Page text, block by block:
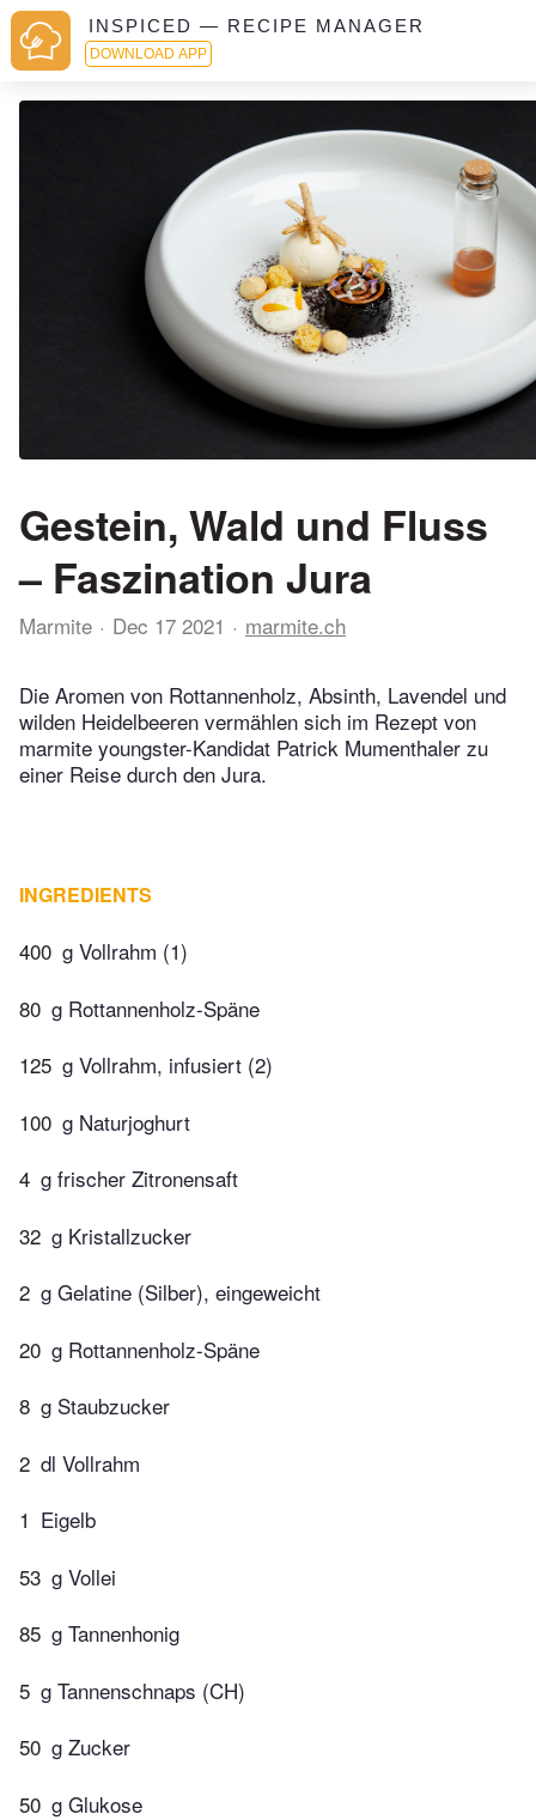
INSPICED — RECIPE MANAGER
DOWNLOAD APP
Gestein, Wald und Fluss
– Faszination Jura
Marmite Dec 17 2021 marmite.ch
Die Aromen von Rottannenholz, Absinth, Lavendel und
wilden Heidelbeeren vermählen sich im Rezept von
marmite youngster-Kandidat Patrick Mumenthaler zu
einer Reise durch den Jura.
INGREDIENTS
400 g Vollrahm (1)
80 g Rottannenholz-Späne
125 g Vollrahm, infusiert (2)
100 g Naturjoghurt
4 g frischer Zitronensaft
32 g Kristallzucker
2 g Gelatine (Silber), eingeweicht
20 g Rottannenholz-Späne
8 g Staubzucker
2 dl Vollrahm
1 Eigelb
53 g Vollei
85 g Tannenhonig
5 g Tannenschnaps (CH)
50 g Zucker
50 g Glukose